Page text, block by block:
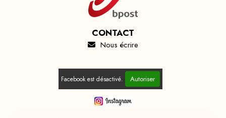
CONTACT
 Nous écrire
Facebook est désactivé. Autoriser